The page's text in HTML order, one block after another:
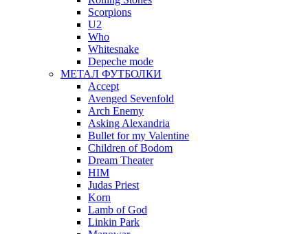
Scorpions
U2
Who
Whitesnake
Depeche mode
МЕТАЛ ФУТБОЛКИ
Accept
Avenged Sevenfold
Arch Enemy
Asking Alexandria
Bullet for my Valentine
Children of Bodom
Dream Theater
HIM
Judas Priest
Korn
Lamb of God
Linkin Park